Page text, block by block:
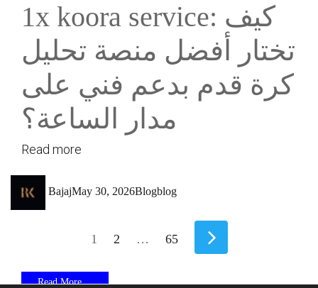
Read More
Read More
1x koora service: كيف
تختار أفضل منصة تحليل
كرة قدم بدعم فني على
مدار الساعة؟
Read more
BajajMay 30, 2026Blogblog
1 2 … 65
Next
page